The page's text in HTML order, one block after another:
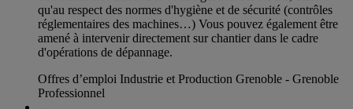
qu'au respect des normes d'hygiène et de sécurité (contrôles
réglementaires des machines…) Vous pouvez également être
amené à intervenir directement sur chantier dans le cadre
d'opérations de dépannage.
Offres d’emploi Industrie et Production Grenoble - Grenoble
Professionnel